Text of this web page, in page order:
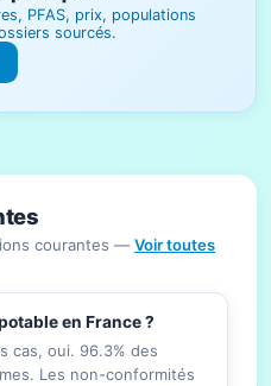
PFAS, prix, populations
sourcés.
courantes — Voir toutes
en France ?
cas, oui. 96.3% des
Les non-conformités